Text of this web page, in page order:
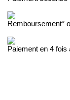
Remboursement*
Paiement en 4